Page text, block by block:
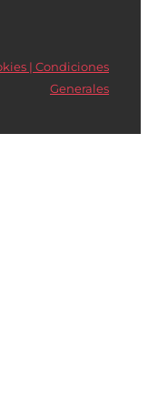
| Condiciones
Generales